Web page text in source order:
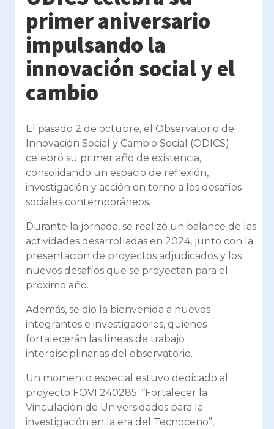
primer aniversario
impulsando la
innovación social y el
cambio
El pasado 2 de octubre, el Observatorio de
Innovación Social y Cambio Social (ODICS)
celebró su primer año de existencia,
consolidando un espacio de reflexión,
investigación y acción en torno a los desafíos
sociales contemporáneos.
Durante la jornada, se realizó un balance de las
actividades desarrolladas en 2024, junto con la
presentación de proyectos adjudicados y los
nuevos desafíos que se proyectan para el
próximo año.
Además, se dio la bienvenida a nuevos
integrantes e investigadores, quienes
fortalecerán las líneas de trabajo
interdisciplinarias del observatorio.
Un momento especial estuvo dedicado al
proyecto FOVI 240285: “Fortalecer la
Vinculación de Universidades para la
investigación en la era del Tecnoceno”,